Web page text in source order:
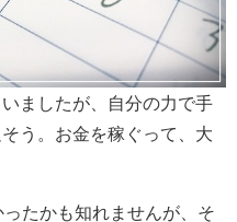
ましたが、自分の力で手
う。お金を稼ぐって、大
たかも知れませんが、そ